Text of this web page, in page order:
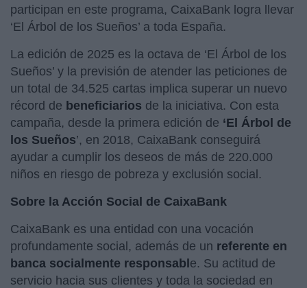
participan en este programa, CaixaBank logra llevar
‘El Árbol de los Sueños’ a toda España.
La edición de 2025 es la octava de ‘El Árbol de los
Sueños’ y la previsión de atender las peticiones de
un total de 34.525 cartas implica superar un nuevo
récord de beneficiarios de la iniciativa. Con esta
campaña, desde la primera edición de ‘El Árbol de
los Sueños’, en 2018, CaixaBank conseguirá
ayudar a cumplir los deseos de más de 220.000
niños en riesgo de pobreza y exclusión social.
Sobre la Acción Social de CaixaBank
CaixaBank es una entidad con una vocación
profundamente social, además de un referente en
banca socialmente responsable. Su actitud de
servicio hacia sus clientes y toda la sociedad en